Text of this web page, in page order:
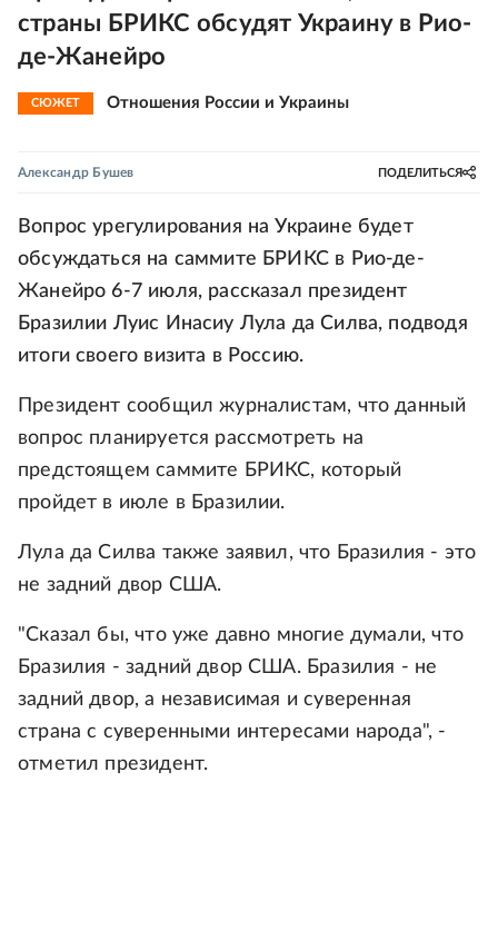
страны БРИКС обсудят Украину в Рио-
де-Жанейро
СЮЖЕТ Отношения России и Украины
Александр Бушев ПОДЕЛИТЬСЯ
Вопрос урегулирования на Украине будет
обсуждаться на саммите БРИКС в Рио-де-
Жанейро 6-7 июля, рассказал президент
Бразилии Луис Инасиу Лула да Силва, подводя
итоги своего визита в Россию.
Президент сообщил журналистам, что данный
вопрос планируется рассмотреть на
предстоящем саммите БРИКС, который
пройдет в июле в Бразилии.
Лула да Силва также заявил, что Бразилия - это
не задний двор США.
"Сказал бы, что уже давно многие думали, что
Бразилия - задний двор США. Бразилия - не
задний двор, а независимая и суверенная
страна с суверенными интересами народа", -
отметил президент.